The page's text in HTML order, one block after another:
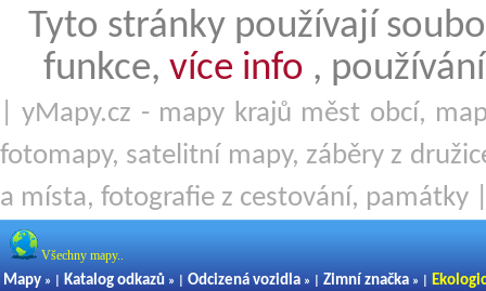
Tyto stránky používají
funkce, více info ,
| yMapy.cz - mapy krajů měst obcí,
fotomapy, satelitní mapy, záběry z
a místa, fotografie z cestování, památky
Všechny mapy..
Mapy » | Katalog odkazů » | Odcizená vozidla » | Zimní značka » |